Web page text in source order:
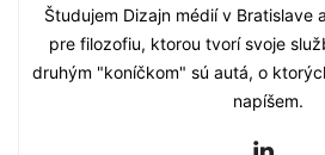
Študujem Dizajn médií v Bratislave
pre filozofiu, ktorou tvorí svoje
druhým "koníčkom" sú autá, o
napíšem.